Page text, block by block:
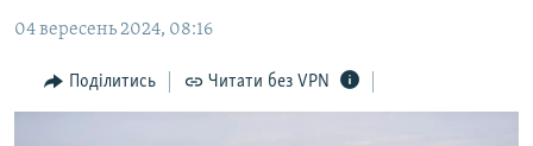
основної
навігації
Перейти
до
БЛОГИ
ПОГЛЯД
04 вересень 2024, 08:16
Поділитись Читати без VPN